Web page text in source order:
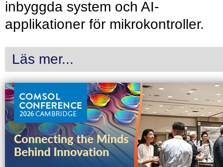
inbyggda system och AI-
applikationer för mikrokontroller.
Läs mer...